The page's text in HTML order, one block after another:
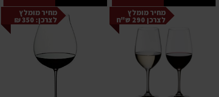
מחיר מומלץ
לצרכן 290 ש"ח
מחיר מומלץ
לצרכן: 350 ₪